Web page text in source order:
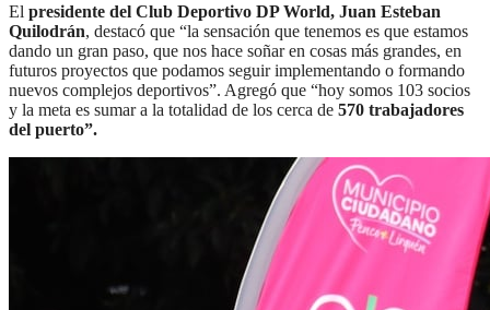
El presidente del Club Deportivo DP World, Juan Esteban
Quilodrán, destacó que “la sensación que tenemos es que estamos
dando un gran paso, que nos hace soñar en cosas más grandes, en
futuros proyectos que podamos seguir implementando o formando
nuevos complejos deportivos”. Agregó que “hoy somos 103 socios
y la meta es sumar a la totalidad de los cerca de 570 trabajadores
del puerto”.